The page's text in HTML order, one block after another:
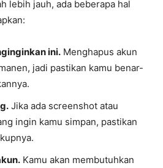
lebih jauh, ada beberapa hal
ini. Menghapus akun
jadi pastikan kamu benar-
Jika ada screenshot atau
ingin kamu simpan, pastikan
Kamu akan membutuhkan